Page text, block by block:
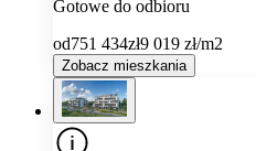
Gotowe do odbioru
od751 434zł9 019 zł/m2
Zobacz mieszkania